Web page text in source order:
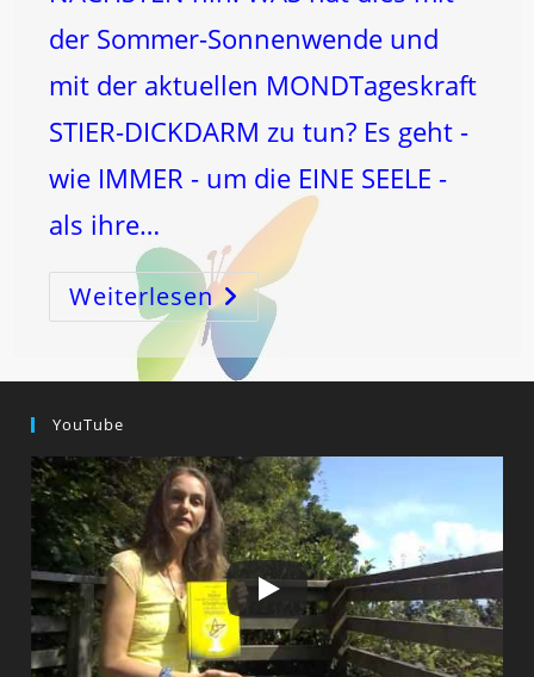
der Sommer-Sonnenwende und
mit der aktuellen MONDTageskraft
STIER-DICKDARM zu tun? Es geht -
wie IMMER - um die EINE SEELE -
als ihre…
Weiterlesen SONNENWENDE
–
Und
JOHANNIFEST!
YouTube